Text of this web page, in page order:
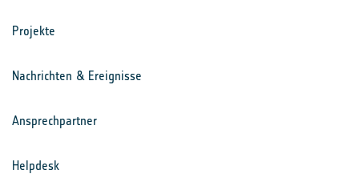
Projekte
Nachrichten & Ereignisse
Ansprechpartner
Helpdesk